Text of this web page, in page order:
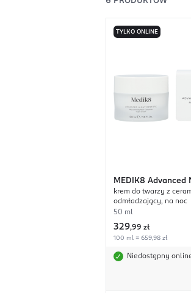
TYLKO ONLINE
MEDIK8 Advanced
Restore
krem do twarzy z
odmładzający, na noc
50 ml
329,99 zł
100 ml = 659,98 zł
Niedostępny